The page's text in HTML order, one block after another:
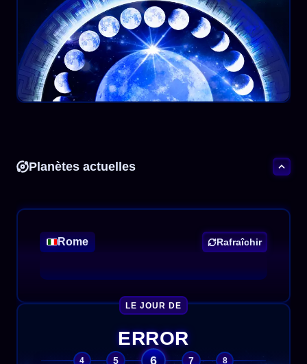
Planètes actuelles
Rome Rafraîchir
LE JOUR DE
ERROR
4 5 6 7 8